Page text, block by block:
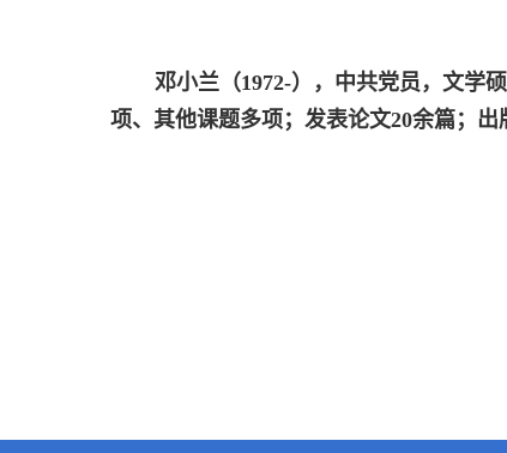
邓小兰（1972-），中共党员，文学
项、其他课题多项；发表论文20余篇；出